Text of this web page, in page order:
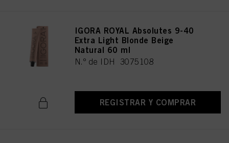
IGORA ROYAL Absolutes 9-40
Extra Light Blonde Beige
Natural 60 ml
N.º de IDH 3075108
REGISTRAR Y COMPRAR